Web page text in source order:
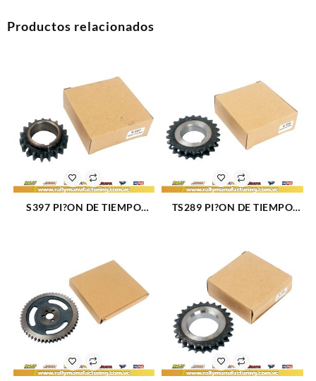
Productos relacionados
S397 PI?ON DE TIEMPO
TS289 PI?ON DE TIEMPO